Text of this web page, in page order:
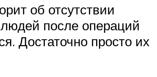
об отсутствии
после операций
Достаточно просто их